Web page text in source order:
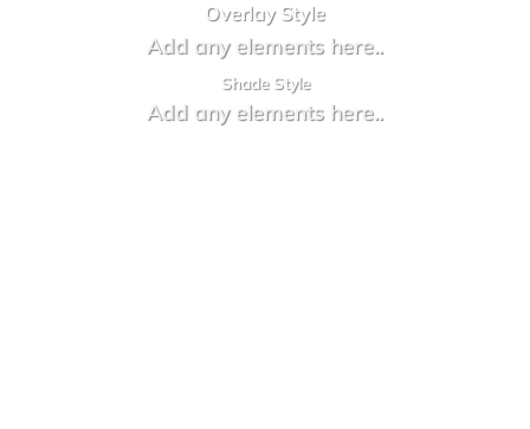
Overlay Style
Add any elements here..
Shade Style
Add any elements here..